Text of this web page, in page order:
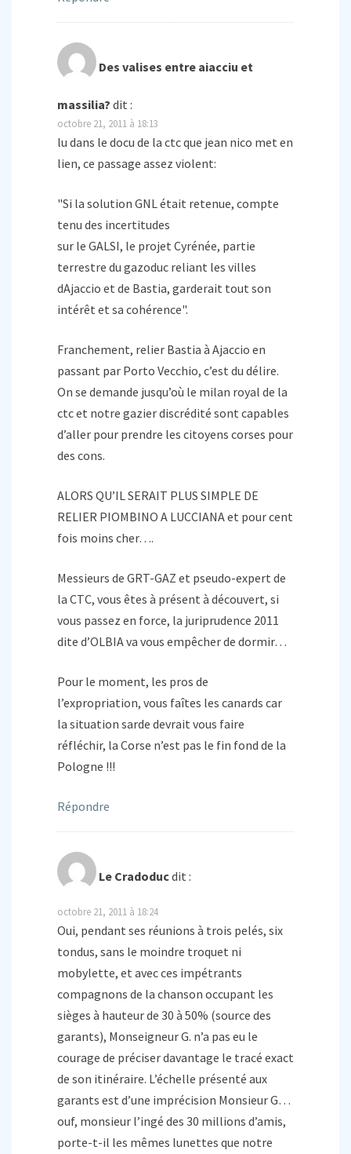
Des valises entre aiacciu et
massilia? dit :
octobre 21, 2011 à 18:13
lu dans le docu de la ctc que jean nico met en
lien, ce passage assez violent:
"Si la solution GNL était retenue, compte
tenu des incertitudes
sur le GALSI, le projet Cyrénée, partie
terrestre du gazoduc reliant les villes
dAjaccio et de Bastia, garderait tout son
intérêt et sa cohérence".
Franchement, relier Bastia à Ajaccio en
passant par Porto Vecchio, c’est du délire.
On se demande jusqu’où le milan royal de la
ctc et notre gazier discrédité sont capables
d’aller pour prendre les citoyens corses pour
des cons.
ALORS QU’IL SERAIT PLUS SIMPLE DE
RELIER PIOMBINO A LUCCIANA et pour cent
fois moins cher….
Messieurs de GRT-GAZ et pseudo-expert de
la CTC, vous êtes à présent à découvert, si
vous passez en force, la juriprudence 2011
dite d’OLBIA va vous empêcher de dormir…
Pour le moment, les pros de
l’expropriation, vous faîtes les canards car
la situation sarde devrait vous faire
réfléchir, la Corse n’est pas le fin fond de la
Pologne !!!
Répondre
Le Cradoducdit :
octobre 21, 2011 à 18:24
Oui, pendant ses réunions à trois pelés, six
tondus, sans le moindre troquet ni
mobylette, et avec ces impétrants
compagnons de la chanson occupant les
sièges à hauteur de 30 à 50% (source des
garants), Monseigneur G. n’a pas eu le
courage de préciser davantage le tracé exact
de son itinéraire. L’échelle présenté aux
garants est d’une imprécision Monsieur G…
ouf, monsieur l’ingé des 30 millions d’amis,
porte-t-il les mêmes lunettes que notre